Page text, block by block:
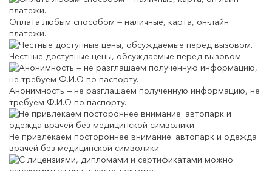
Оплата любым способом — наличные, карта, он-лайн
платежи.
Честные доступные цены, обсуждаемые перед вызовом.
Анонимность — не разглашаем полученную информацию, не
требуем Ф.И.О по паспорту.
Не привлекаем постороннее внимание: автопарк и одежда
врачей без медицинской символики.